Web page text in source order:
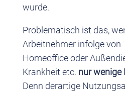
wurde.
Problematisch ist das,
Arbeitnehmer infolge von
Homeoffice oder
Krankheit etc. nur wenige
Denn derartige